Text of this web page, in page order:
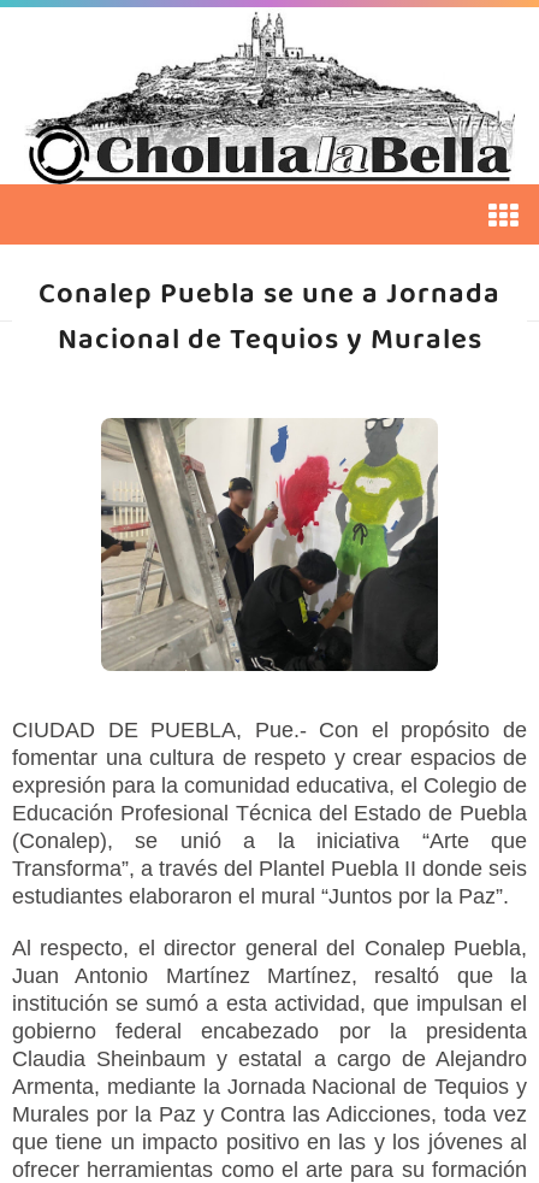
Conalep Puebla se une a Jornada
Nacional de Tequios y Murales
CIUDAD DE PUEBLA, Pue.- Con el propósito de
fomentar una cultura de respeto y crear espacios de
expresión para la comunidad educativa, el Colegio de
Educación Profesional Técnica del Estado de Puebla
(Conalep), se unió a la iniciativa “Arte que
Transforma”, a través del Plantel Puebla II donde seis
estudiantes elaboraron el mural “Juntos por la Paz”.
Al respecto, el director general del Conalep Puebla,
Juan Antonio Martínez Martínez, resaltó que la
institución se sumó a esta actividad, que impulsan el
gobierno federal encabezado por la presidenta
Claudia Sheinbaum y estatal a cargo de Alejandro
Armenta, mediante la Jornada Nacional de Tequios y
Murales por la Paz y Contra las Adicciones, toda vez
que tiene un impacto positivo en las y los jóvenes al
ofrecer herramientas como el arte para su formación